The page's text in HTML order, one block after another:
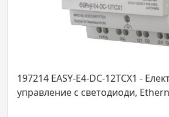
- Електронно реле за
24V DC,...
197218